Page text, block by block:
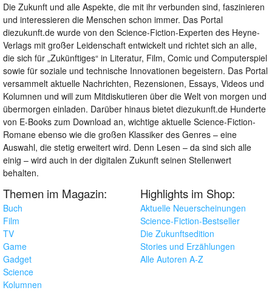
Die Zukunft und alle Aspekte, die mit ihr verbunden sind, faszinieren
und interessieren die Menschen schon immer. Das Portal
diezukunft.de wurde von den Science-Fiction-Experten des Heyne-
Verlags mit großer Leidenschaft entwickelt und richtet sich an alle,
die sich für „Zukünftiges“ in Literatur, Film, Comic und Computerspiel
sowie für soziale und technische Innovationen begeistern. Das Portal
versammelt aktuelle Nachrichten, Rezensionen, Essays, Videos und
Kolumnen und will zum Mitdiskutieren über die Welt von morgen und
übermorgen einladen. Darüber hinaus bietet diezukunft.de Hunderte
von E-Books zum Download an, wichtige aktuelle Science-Fiction-
Romane ebenso wie die großen Klassiker des Genres – eine
Auswahl, die stetig erweitert wird. Denn Lesen – da sind sich alle
einig – wird auch in der digitalen Zukunft seinen Stellenwert
behalten.
Themen im Magazin:
Buch
Film
TV
Game
Gadget
Science
Kolumnen
Highlights im Shop:
Aktuelle Neuerscheinungen
Science-Fiction-Bestseller
Die Zukunftsedition
Stories und Erzählungen
Alle Autoren A-Z